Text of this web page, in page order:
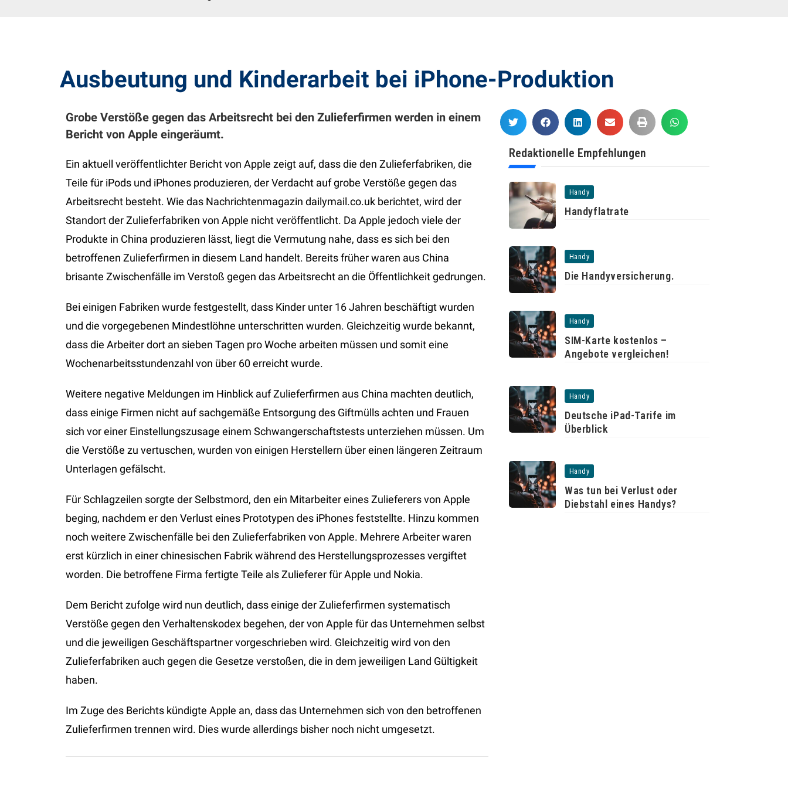
Ausbeutung und Kinderarbeit bei iPhone-Produktion
Grobe Verstöße gegen das Arbeitsrecht bei den Zulieferfirmen werden in einem
Bericht von Apple eingeräumt.
Ein aktuell veröffentlichter Bericht von Apple zeigt auf, dass die den Zulieferfabriken, die
Teile für iPods und iPhones produzieren, der Verdacht auf grobe Verstöße gegen das
Arbeitsrecht besteht. Wie das Nachrichtenmagazin dailymail.co.uk berichtet, wird der
Standort der Zulieferfabriken von Apple nicht veröffentlicht. Da Apple jedoch viele der
Produkte in China produzieren lässt, liegt die Vermutung nahe, dass es sich bei den
betroffenen Zulieferfirmen in diesem Land handelt. Bereits früher waren aus China
brisante Zwischenfälle im Verstoß gegen das Arbeitsrecht an die Öffentlichkeit gedrungen.
Bei einigen Fabriken wurde festgestellt, dass Kinder unter 16 Jahren beschäftigt wurden
und die vorgegebenen Mindestlöhne unterschritten wurden. Gleichzeitig wurde bekannt,
dass die Arbeiter dort an sieben Tagen pro Woche arbeiten müssen und somit eine
Wochenarbeitsstundenzahl von über 60 erreicht wurde.
Weitere negative Meldungen im Hinblick auf Zulieferfirmen aus China machten deutlich,
dass einige Firmen nicht auf sachgemäße Entsorgung des Giftmülls achten und Frauen
sich vor einer Einstellungszusage einem Schwangerschaftstests unterziehen müssen. Um
die Verstöße zu vertuschen, wurden von einigen Herstellern über einen längeren Zeitraum
Unterlagen gefälscht.
Für Schlagzeilen sorgte der Selbstmord, den ein Mitarbeiter eines Zulieferers von Apple
beging, nachdem er den Verlust eines Prototypen des iPhones feststellte. Hinzu kommen
noch weitere Zwischenfälle bei den Zulieferfabriken von Apple. Mehrere Arbeiter waren
erst kürzlich in einer chinesischen Fabrik während des Herstellungsprozesses vergiftet
worden. Die betroffene Firma fertigte Teile als Zulieferer für Apple und Nokia.
Dem Bericht zufolge wird nun deutlich, dass einige der Zulieferfirmen systematisch
Verstöße gegen den Verhaltenskodex begehen, der von Apple für das Unternehmen selbst
und die jeweiligen Geschäftspartner vorgeschrieben wird. Gleichzeitig wird von den
Zulieferfabriken auch gegen die Gesetze verstoßen, die in dem jeweiligen Land Gültigkeit
haben.
Im Zuge des Berichts kündigte Apple an, dass das Unternehmen sich von den betroffenen
Zulieferfirmen trennen wird. Dies wurde allerdings bisher noch nicht umgesetzt.
Redaktionelle Empfehlungen
Handy
Handyflatrate
Handy
Die Handyversicherung.
Handy
SIM-Karte kostenlos –
Angebote vergleichen!
Handy
Deutsche iPad-Tarife im
Überblick
Handy
Was tun bei Verlust oder
Diebstahl eines Handys?